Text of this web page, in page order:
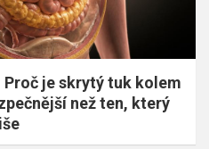
je skrytý tuk kolem
než ten, který